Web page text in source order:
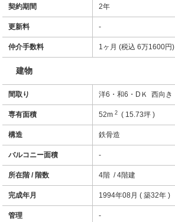
契約期間 2年
更新料 -
仲介手数料 1ヶ月 (税込 6万1600円)
建物
間取り 洋6・和6・DＫ 西向き
専有面積 52m2 ( 15.73坪 )
構造 鉄骨造
バルコニー面積 -
所在階 / 階数 4階 / 4階建
完成年月 1994年08月 ( 築32年 )
管理 -